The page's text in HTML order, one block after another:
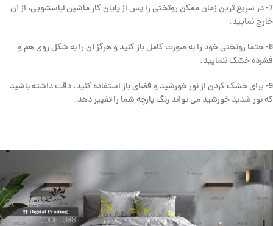
7- در سریع ترین زمان ممکن روتختی را پس از پایان کار ماشین لباسشویی، از آن
خارج نمایید.
8- حتما روتختی خود را به صورت کامل باز کنید و هرگز آن را به شکل روی هم و
فشرده خشک ننمایید.
9- برای خشک کردن از نور خورشید و فضای باز استفاده کنید. دقت داشته باشید
که نور شدید خورشید می تواند رنگ پارچه شما را تغییر دهد.